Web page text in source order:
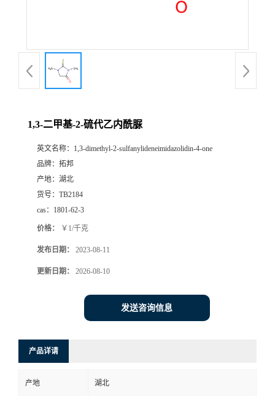
1,3-二甲基-2-硫代乙内酰脲
英文名称： 1,3-dimethyl-2-sulfanylideneimidazolidin-4-one
品牌： 拓邦
产地： 湖北
货号： TB2184
cas： 1801-62-3
价格： ￥1/千克
发布日期： 2023-08-11
更新日期： 2026-08-10
发送咨询信息
产品详请
产地 湖北